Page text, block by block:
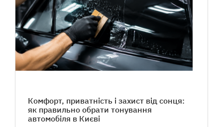
Комфорт, приватність і захист від сонця:
як правильно обрати тонування
автомобіля в Києві